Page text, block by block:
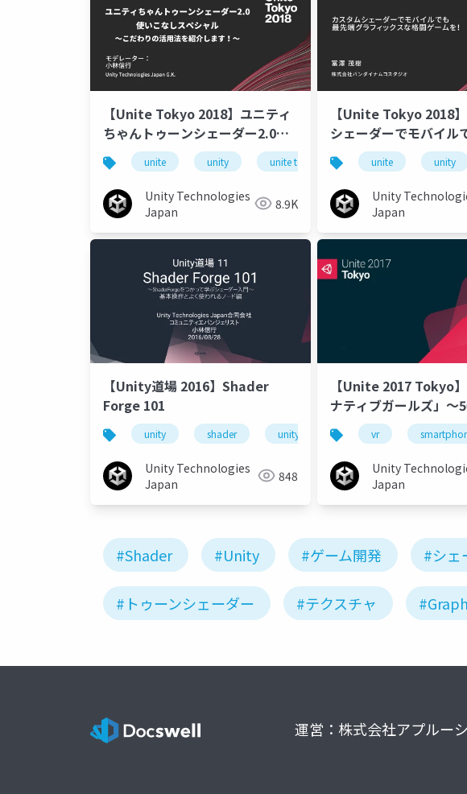
【Unite Tokyo 2018】ユニティ
ちゃんトゥーンシェーダー2.0使
いこなしスペシャル ～こだわり
の活用法を紹介します！～
unite unity unite tokyo 2018 unitetokyo
Unity Technologies
Japan
8.9K
【Unite Tokyo 2018
シェーダーでモバイル
グラフィックスな格闘
unite unity
Unity
Japan
【Unity道場 2016】Shader
Forge 101
unity shader unitydojo
Unity Technologies
Japan
848
【Unite 2017 Tokyo
ナティブガールズ」〜
離感で3D美少女を最高
く魅せる方法〜
vr
Unity
Japan
#Shader #Unity #ゲーム開発 #シェ
#トゥーンシェーダー #テクスチャ
運営：株式会社アプルー